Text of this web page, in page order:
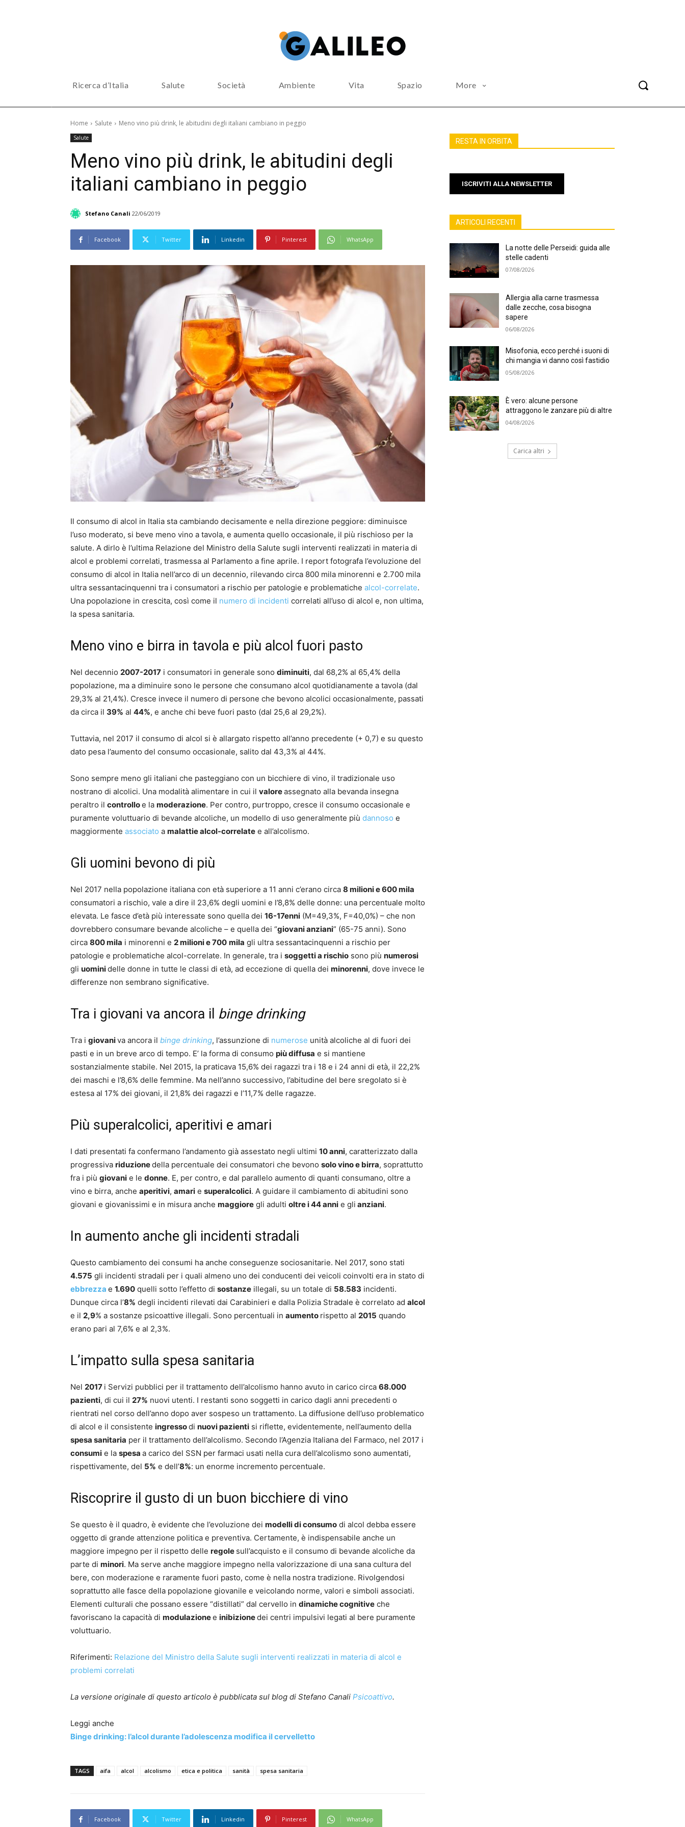
Ricerca d’Italia Salute Società Ambiente Vita Spazio More
Home Salute Meno vino più drink, le abitudini degli italiani cambiano in peggio
Salute
Meno vino più drink, le abitudini degli
italiani cambiano in peggio
Stefano Canali 22/06/2019
Facebook Twitter Linkedin Pinterest WhatsApp
Il consumo di alcol in Italia sta cambiando decisamente e nella direzione peggiore: diminuisce
l’uso moderato, si beve meno vino a tavola, e aumenta quello occasionale, il più rischioso per la
salute. A dirlo è l’ultima Relazione del Ministro della Salute sugli interventi realizzati in materia di
alcol e problemi correlati, trasmessa al Parlamento a fine aprile. I report fotografa l’evoluzione del
consumo di alcol in Italia nell’arco di un decennio, rilevando circa 800 mila minorenni e 2.700 mila
ultra sessantacinquenni tra i consumatori a rischio per patologie e problematiche alcol-correlate.
Una popolazione in crescita, così come il numero di incidenti correlati all’uso di alcol e, non ultima,
la spesa sanitaria.
Meno vino e birra in tavola e più alcol fuori pasto
Nel decennio 2007-2017 i consumatori in generale sono diminuiti, dal 68,2% al 65,4% della
popolazione, ma a diminuire sono le persone che consumano alcol quotidianamente a tavola (dal
29,3% al 21,4%). Cresce invece il numero di persone che bevono alcolici occasionalmente, passati
da circa il 39% al 44%, e anche chi beve fuori pasto (dal 25,6 al 29,2%).
Tuttavia, nel 2017 il consumo di alcol si è allargato rispetto all’anno precedente (+ 0,7) e su questo
dato pesa l’aumento del consumo occasionale, salito dal 43,3% al 44%.
Sono sempre meno gli italiani che pasteggiano con un bicchiere di vino, il tradizionale uso
nostrano di alcolici. Una modalità alimentare in cui il valoreassegnato alla bevanda insegna
peraltro il controlloe la moderazione. Per contro, purtroppo, cresce il consumo occasionale e
puramente voluttuario di bevande alcoliche, un modello di uso generalmente più dannoso e
maggiormente associato a malattie alcol-correlate e all’alcolismo.
Gli uomini bevono di più
Nel 2017 nella popolazione italiana con età superiore a 11 anni c’erano circa 8 milioni e 600 mila
consumatori a rischio, vale a dire il 23,6% degli uomini e l’8,8% delle donne: una percentuale molto
elevata. Le fasce d’età più interessate sono quella dei 16-17enni (M=49,3%, F=40,0%) – che non
dovrebbero consumare bevande alcoliche – e quella dei “giovani anziani” (65-75 anni). Sono
circa 800 mila i minorenni e 2 milioni e 700 mila gli ultra sessantacinquenni a rischio per
patologie e problematiche alcol-correlate. In generale, tra i soggetti a rischio sono più numerosi
gli uominidelle donne in tutte le classi di età, ad eccezione di quella dei minorenni, dove invece le
differenze non sembrano significative.
Tra i giovani va ancora il binge drinking
Tra i giovaniva ancora il binge drinking, l’assunzione di numerose unità alcoliche al di fuori dei
pasti e in un breve arco di tempo. E’ la forma di consumo più diffusa e si mantiene
sostanzialmente stabile. Nel 2015, la praticava 15,6% dei ragazzi tra i 18 e i 24 anni di età, il 22,2%
dei maschi e l’8,6% delle femmine. Ma nell’anno successivo, l’abitudine del bere sregolato si è
estesa al 17% dei giovani, il 21,8% dei ragazzi e l’11,7% delle ragazze.
Più superalcolici, aperitivi e amari
I dati presentati fa confermano l’andamento già assestato negli ultimi 10 anni, caratterizzato dalla
progressiva riduzionedella percentuale dei consumatori che bevono solo vino e birra, soprattutto
fra i più giovani e le donne. E, per contro, e dal parallelo aumento di quanti consumano, oltre a
vino e birra, anche aperitivi, amari e superalcolici. A guidare il cambiamento di abitudini sono
giovani e giovanissimi e in misura anche maggiore gli adulti oltre i 44 anni e gli anziani.
In aumento anche gli incidenti stradali
Questo cambiamento dei consumi ha anche conseguenze sociosanitarie. Nel 2017, sono stati
4.575 gli incidenti stradali per i quali almeno uno dei conducenti dei veicoli coinvolti era in stato di
ebbrezza e 1.690 quelli sotto l’effetto di sostanze illegali, su un totale di 58.583 incidenti.
Dunque circa l’8% degli incidenti rilevati dai Carabinieri e dalla Polizia Stradale è correlato ad alcol
e il 2,9% a sostanze psicoattive illegali. Sono percentuali in aumento rispetto al 2015 quando
erano pari al 7,6% e al 2,3%.
L’impatto sulla spesa sanitaria
Nel 2017 i Servizi pubblici per il trattamento dell’alcolismo hanno avuto in carico circa 68.000
pazienti, di cui il 27% nuovi utenti. I restanti sono soggetti in carico dagli anni precedenti o
rientrati nel corso dell’anno dopo aver sospeso un trattamento. La diffusione dell’uso problematico
di alcol e il consistente ingressodi nuovi pazienti si riflette, evidentemente, nell’aumento della
spesa sanitaria per il trattamento dell’alcolismo. Secondo l’Agenzia Italiana del Farmaco, nel 2017 i
consumi e la spesa a carico del SSN per farmaci usati nella cura dell’alcolismo sono aumentati,
rispettivamente, del 5% e dell’8%: un enorme incremento percentuale.
Riscoprire il gusto di un buon bicchiere di vino
Se questo è il quadro, è evidente che l’evoluzione dei modelli di consumo di alcol debba essere
oggetto di grande attenzione politica e preventiva. Certamente, è indispensabile anche un
maggiore impegno per il rispetto delle regole sull’acquisto e il consumo di bevande alcoliche da
parte di minori. Ma serve anche maggiore impegno nella valorizzazione di una sana cultura del
bere, con moderazione e raramente fuori pasto, come è nella nostra tradizione. Rivolgendosi
soprattutto alle fasce della popolazione giovanile e veicolando norme, valori e simboli associati.
Elementi culturali che possano essere “distillati” dal cervello in dinamiche cognitive che
favoriscano la capacità di modulazionee inibizionedei centri impulsivi legati al bere puramente
voluttuario.
Riferimenti: Relazione del Ministro della Salute sugli interventi realizzati in materia di alcol e
problemi correlati
La versione originale di questo articolo è pubblicata sul blog di Stefano Canali Psicoattivo.
Leggi anche
Binge drinking: l’alcol durante l’adolescenza modifica il cervelletto
TAGS aifa alcol alcolismo etica e politica sanità spesa sanitaria
Facebook Twitter Linkedin Pinterest WhatsApp
RESTA IN ORBITA
ISCRIVITI ALLA NEWSLETTER
ARTICOLI RECENTI
La notte delle Perseidi: guida alle
stelle cadenti
07/08/2026
Allergia alla carne trasmessa
dalle zecche, cosa bisogna
sapere
06/08/2026
Misofonia, ecco perché i suoni di
chi mangia vi danno così fastidio
05/08/2026
È vero: alcune persone
attraggono le zanzare più di altre
04/08/2026
Carica altri